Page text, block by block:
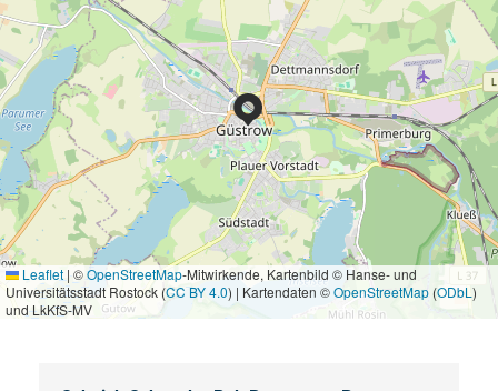
Leaflet |©OpenStreetMap-Mitwirkende, Kartenbild © Hanse- und
Universitätsstadt Rostock (CC BY 4.0) | Kartendaten ©OpenStreetMap(ODbL )
und LkKfS-MV